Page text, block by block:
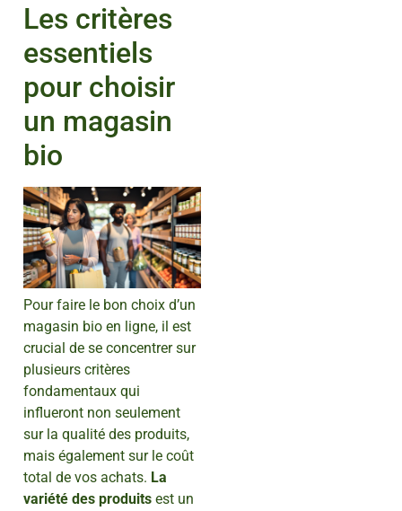
Les critères
essentiels
pour choisir
un magasin
bio
Pour faire le bon choix d’un
magasin bio en ligne, il est
crucial de se concentrer sur
plusieurs critères
fondamentaux qui
influeront non seulement
sur la qualité des produits,
mais également sur le coût
total de vos achats. La
variété des produits est un